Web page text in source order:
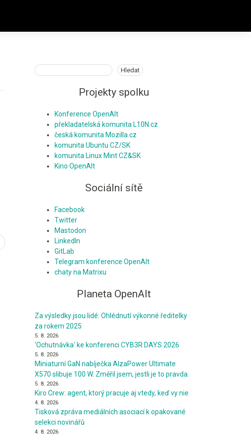
Hledat Hledat
Projekty spolku
Konference OpenAlt
překladatelská komunita L10N.cz
česká komunita Mozilla.cz
komunita Ubuntu CZ/SK
komunita Linux Mint CZ&SK
Kino OpenAlt
Sociální sítě
Facebook
Twitter
Mastodon
LinkedIn
GitLab
Telegram konference OpenAlt
chaty na Matrixu
Planeta OpenAlt
Za výsledky jsou lidé: Ohlédnutí výkonné ředitelky
za rokem 2025
5. 8. 2026
'Ochutnávka' ke konferenci CYB3R DAYS 2026
5. 8. 2026
Miniaturní GaN nabíječka AlzaPower Ultimate
X570 slibuje 100 W. Změřil jsem, jestli je to pravda.
5. 8. 2026
Kiro Crew: agent, ktorý pracuje aj vtedy, keď vy nie
4. 8. 2026
Tisková zpráva mediálních asociací k opakované
selekci novinářů
4. 8. 2026